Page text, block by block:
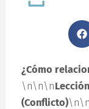
¿Cómo
\n\n\n
(Conflicto)